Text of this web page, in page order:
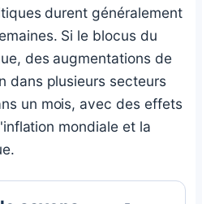
durent généralement
Si le blocus du
des augmentations de
dans plusieurs secteurs
un mois, avec des effets
mondiale et la